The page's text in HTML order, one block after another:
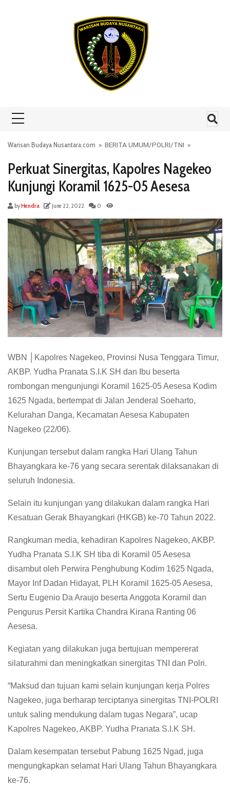
Warisan Budaya Nusantara.com » BERITA UMUM/POLRI/TNI »
Perkuat Sinergitas, Kapolres Nagekeo
Kunjungi Koramil 1625-05 Aesesa
byHendra June 22, 2022 0
WBN │Kapolres Nagekeo, Provinsi Nusa Tenggara Timur,
AKBP. Yudha Pranata S.I.K SH dan Ibu beserta
rombongan mengunjungi Koramil 1625-05 Aesesa Kodim
1625 Ngada, bertempat di Jalan Jenderal Soeharto,
Kelurahan Danga, Kecamatan Aesesa Kabupaten
Nagekeo (22/06).
Kunjungan tersebut dalam rangka Hari Ulang Tahun
Bhayangkara ke-76 yang secara serentak dilaksanakan di
seluruh Indonesia.
Selain itu kunjungan yang dilakukan dalam rangka Hari
Kesatuan Gerak Bhayangkari (HKGB) ke-70 Tahun 2022.
Rangkuman media, kehadiran Kapolres Nagekeo, AKBP.
Yudha Pranata S.I.K SH tiba di Koramil 05 Aesesa
disambut oleh Perwira Penghubung Kodim 1625 Ngada,
Mayor Inf Dadan Hidayat, PLH Koramil 1625-05 Aesesa,
Sertu Eugenio Da Araujo beserta Anggota Koramil dan
Pengurus Persit Kartika Chandra Kirana Ranting 06
Aesesa.
Kegiatan yang dilakukan juga bertujuan mempererat
silaturahmi dan meningkatkan sinergitas TNI dan Polri.
“Maksud dan tujuan kami selain kunjungan kerja Polres
Nagekeo, juga berharap terciptanya sinergitas TNI-POLRI
untuk saling mendukung dalam tugas Negara”, ucap
Kapolres Nagekeo, AKBP. Yudha Pranata S.I.K SH.
Dalam kesempatan tersebut Pabung 1625 Ngad, juga
mengungkapkan selamat Hari Ulang Tahun Bhayangkara
ke-76.